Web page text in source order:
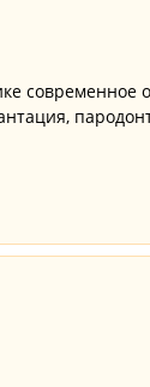
современное